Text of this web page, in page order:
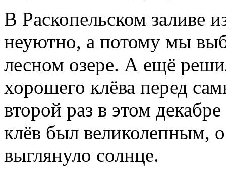
В Раскопельском заливе
неуютно, а потому мы
лесном озере. А ещё
хорошего клёва перед
второй раз в этом
клёв был великолепным,
выглянуло солнце.